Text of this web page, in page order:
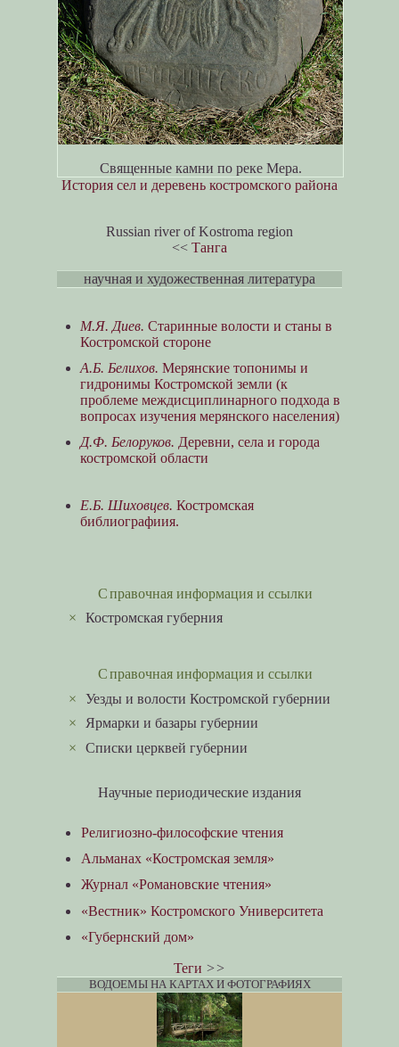
Священные камни по реке Мера.
История сел и деревень костромского района
Russian river of Kostroma region
<< Танга
научная и художественная литература
М.Я. Диев. Старинные волости и станы в
Костромской стороне
А.Б. Белихов. Мерянские топонимы и
гидронимы Костромской земли (к
проблеме междисциплинарного подхода в
вопросах изучения мерянского населения)
Д.Ф. Белоруков. Деревни, села и города
костромской области
Е.Б. Шиховцев. Костромская
библиографиия.
Справочная информация и ссылки
×Костромская губерния
Справочная информация и ссылки
×Уезды и волости Костромской губернии
Ярмарки и базары губернии
×Списки церквей губернии
Научные периодические издания
Религиозно-философские чтения
Альманах «Костромская земля»
Журнал «Романовские чтения»
«Вестник» Костромского Университета
«Губернский дом»
Теги >>
ВОДОЕМЫ НА КАРТАХ И ФОТОГРАФИЯХ